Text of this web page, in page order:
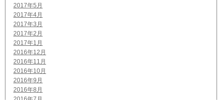
2017年5月
2017年4月
2017年3月
2017年2月
2017年1月
2016年12月
2016年11月
2016年10月
2016年9月
2016年8月